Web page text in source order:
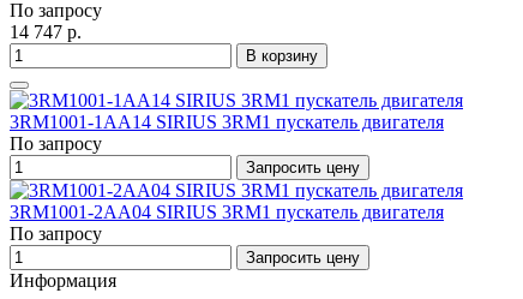
По запросу
14 747 р.
В корзину
3RM1001-1AA14 SIRIUS 3RM1 пускатель двигателя
По запросу
Запросить цену
3RM1001-2AA04 SIRIUS 3RM1 пускатель двигателя
По запросу
Запросить цену
Информация